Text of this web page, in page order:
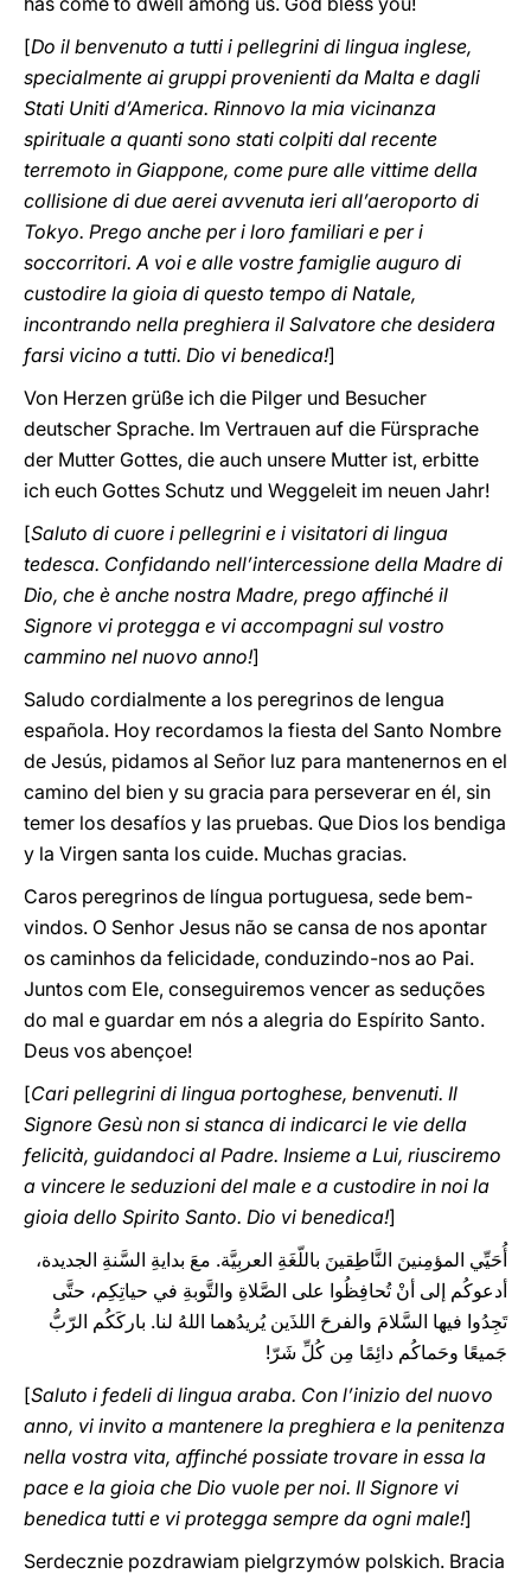
[Do il benvenuto a tutti i pellegrini di lingua inglese,
specialmente ai gruppi provenienti da Malta e dagli
Stati Uniti d’America. Rinnovo la mia vicinanza
spirituale a quanti sono stati colpiti dal recente
terremoto in Giappone, come pure alle vittime della
collisione di due aerei avvenuta ieri all’aeroporto di
Tokyo. Prego anche per i loro familiari e per i
soccorritori. A voi e alle vostre famiglie auguro di
custodire la gioia di questo tempo di Natale,
incontrando nella preghiera il Salvatore che desidera
farsi vicino a tutti. Dio vi benedica!]
Von Herzen grüße ich die Pilger und Besucher
deutscher Sprache. Im Vertrauen auf die Fürsprache
der Mutter Gottes, die auch unsere Mutter ist, erbitte
ich euch Gottes Schutz und Weggeleit im neuen Jahr!
[Saluto di cuore i pellegrini e i visitatori di lingua
tedesca. Confidando nell’intercessione della Madre di
Dio, che è anche nostra Madre, prego affinché il
Signore vi protegga e vi accompagni sul vostro
cammino nel nuovo anno!]
Saludo cordialmente a los peregrinos de lengua
española. Hoy recordamos la fiesta del Santo Nombre
de Jesús, pidamos al Señor luz para mantenernos en el
camino del bien y su gracia para perseverar en él, sin
temer los desafíos y las pruebas. Que Dios los bendiga
y la Virgen santa los cuide. Muchas gracias.
Caros peregrinos de língua portuguesa, sede bem-
vindos. O Senhor Jesus não se cansa de nos apontar
os caminhos da felicidade, conduzindo-nos ao Pai.
Juntos com Ele, conseguiremos vencer as seduções
do mal e guardar em nós a alegria do Espírito Santo.
Deus vos abençoe!
[Cari pellegrini di lingua portoghese, benvenuti. Il
Signore Gesù non si stanca di indicarci le vie della
felicità, guidandoci al Padre. Insieme a Lui, riusciremo
a vincere le seduzioni del male e a custodire in noi la
gioia dello Spirito Santo. Dio vi benedica!]
أُحَيِّي المؤمِنينَ النَّاطِقينَ باللّغَةِ العربِيَّة. معَ بدايةِ السَّنةِ الجديدة،
أدعوكُم إلى أنْ تُحافِظُوا على الصَّلاةِ والتَّوبةِ في حياتِكِم، حتَّى
تَجِدُوا فيها السَّلامَ والفرحَ اللذَين يُريدُهما اللهُ لنا. باركَكُم الرّبُّ
جَميعًا وحَماكُم دائِمًا مِن كُلِّ شَرّ!
[Saluto i fedeli di lingua araba. Con l’inizio del nuovo
anno, vi invito a mantenere la preghiera e la penitenza
nella vostra vita, affinché possiate trovare in essa la
pace e la gioia che Dio vuole per noi. Il Signore vi
benedica tutti e vi protegga ‎sempre da ogni male‎‎‎‏!]
Serdecznie pozdrawiam pielgrzymów polskich. Bracia